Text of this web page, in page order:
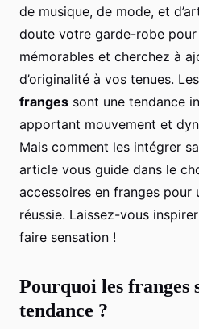
de musique, de mode, et
doute votre garde-robe pour
mémorables et cherchez à
d’originalité à vos tenues. Les
franges sont une tendance
apportant mouvement et
Mais comment les intégrer
article vous guide dans le
accessoires en franges pour
réussie. Laissez-vous
faire sensation !
Pourquoi les franges
tendance ?